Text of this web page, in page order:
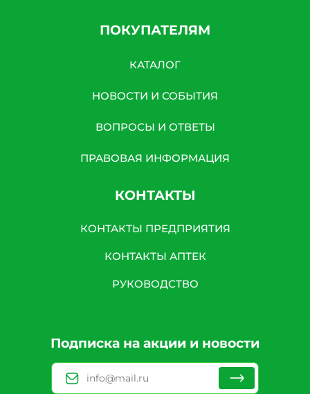
ПОКУПАТЕЛЯМ
КАТАЛОГ
НОВОСТИ И СОБЫТИЯ
ВОПРОСЫ И ОТВЕТЫ
ПРАВОВАЯ ИНФОРМАЦИЯ
КОНТАКТЫ
КОНТАКТЫ ПРЕДПРИЯТИЯ
КОНТАКТЫ АПТЕК
РУКОВОДСТВО
Подписка на акции и новости